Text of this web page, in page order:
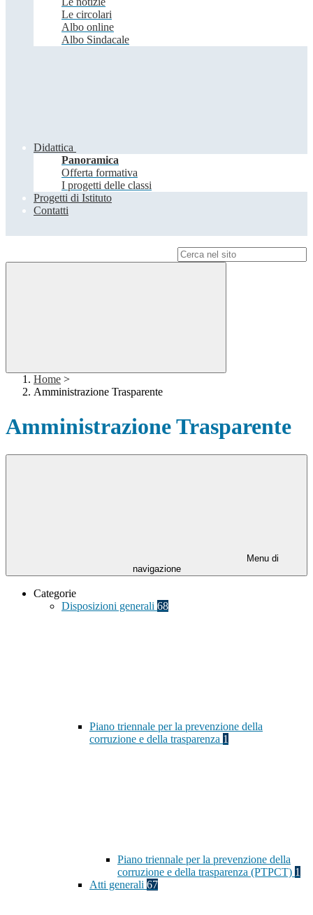
Le circolari
Albo online
Albo Sindacale
Didattica
Panoramica
Offerta formativa
I progetti delle classi
Progetti di Istituto
Contatti
Home >
Amministrazione Trasparente
Amministrazione Trasparente
Menu di
navigazione
Categorie
Disposizioni generali 68
Piano triennale per la prevenzione della
corruzione e della trasparenza 1
Piano triennale per la prevenzione della
corruzione e della trasparenza (PTPCT) 1
Atti generali 67